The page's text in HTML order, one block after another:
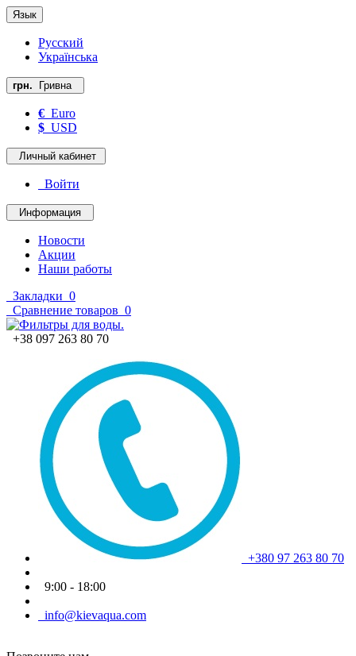
Язык
Русский
Українська
грн. Гривна
€ Euro
$ USD
Личный кабинет
Войти
Информация
Новости
Акции
Наши работы
Закладки 0
Сравнение товаров 0
+38 097 263 80 70
+380 97 263 80 70
9:00 - 18:00
info@kievaqua.com